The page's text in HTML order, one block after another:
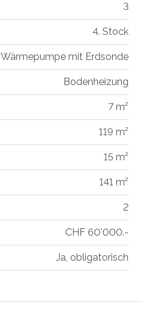
3
4. Stock
Wärmepumpe mit Erdsonde
Bodenheizung
7 m²
119 m²
15 m²
141 m²
2
CHF 60'000.-
Ja, obligatorisch